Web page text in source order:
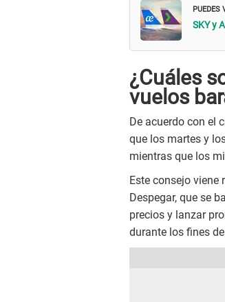
PUEDES
SKY y
¿Cuáles
vuelos
De acuerdo con el
que los martes y
mientras que los
Este consejo
Despegar, que se
precios y lanzar
durante los fines